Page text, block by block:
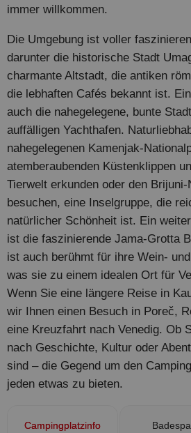
immer willkommen.
Die Umgebung ist voller
darunter die historische Stadt
charmante Altstadt, die antiken
die lebhaften Cafés bekannt ist.
auch die nahegelegene, bunte
auffälligen Yachthafen.
nahegelegenen Kamenjak-
atemberaubenden Küstenklippen
Tierwelt erkunden oder den Brijuni-
besuchen, eine Inselgruppe, die
natürlicher Schönheit ist. Ein
ist die faszinierende Jama-Grotta
ist auch berühmt für ihre Wein-
was sie zu einem idealen Ort für
Wenn Sie eine längere Reise in
wir Ihnen einen Besuch in Poreč,
eine Kreuzfahrt nach Venedig. Ob
nach Geschichte, Kultur oder
sind – die Gegend um den
jeden etwas zu bieten.
Campingplatzinfo